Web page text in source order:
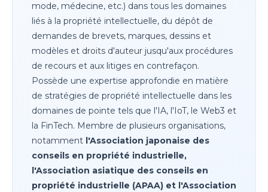
mode, médecine, etc.) dans tous les domaines
liés à la propriété intellectuelle, du dépôt de
demandes de brevets, marques, dessins et
modèles et droits d'auteur jusqu'aux procédures
de recours et aux litiges en contrefaçon.
Possède une expertise approfondie en matière
de stratégies de propriété intellectuelle dans les
domaines de pointe tels que l'IA, l'IoT, le Web3 et
la FinTech. Membre de plusieurs organisations,
notamment l'Association japonaise des
conseils en propriété industrielle,
l'Association asiatique des conseils en
propriété industrielle (APAA) et l'Association